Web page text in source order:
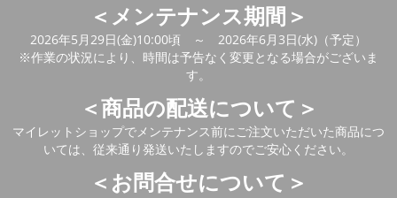
＜メンテナンス期間＞
2026年5月29日(金)10:00頃 ～ 2026年6月3日(水)（予定）
※作業の状況により、時間は予告なく変更となる場合がございま
す。
＜商品の配送について＞
マイレットショップでメンテナンス前にご注文いただいた商品につ
いては、従来通り発送いたしますのでご安心ください。
＜お問合せについて＞